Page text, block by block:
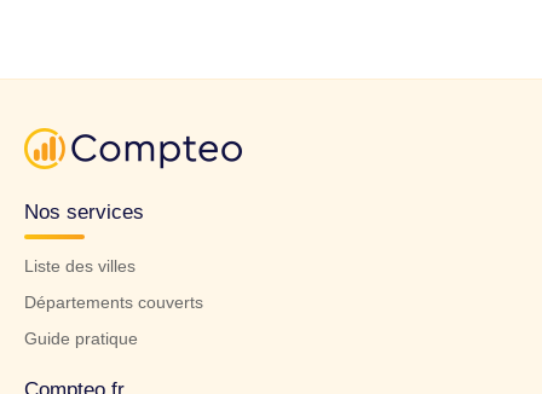
Nos services
Liste des villes
Départements couverts
Guide pratique